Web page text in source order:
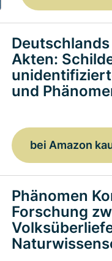
Akten:
und
bei Amazon
Phänomen
Forschung